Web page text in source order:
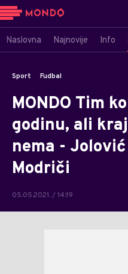
Naslovna Najnovije Info
Sport Fudbal
MONDO Tim
godinu, ali
nema -
Modriči
05.05.2021. / 14:19